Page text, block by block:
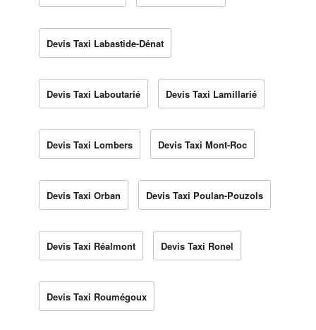
Devis Taxi Labastide-Dénat
Devis Taxi Laboutarié Devis Taxi Lamillarié
Devis Taxi Lombers Devis Taxi Mont-Roc
Devis Taxi Orban Devis Taxi Poulan-Pouzols
Devis Taxi Réalmont Devis Taxi Ronel
Devis Taxi Roumégoux